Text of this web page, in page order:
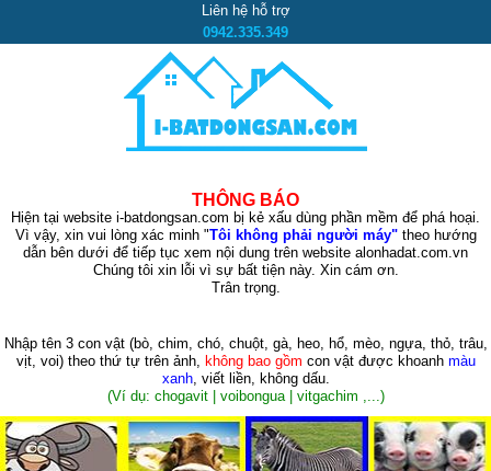
Liên hệ hỗ trợ
0942.335.349
THÔNG BÁO
Hiện tại website i-batdongsan.com bị kẻ xấu dùng phần mềm để phá hoại.
Vì vậy, xin vui lòng xác minh "Tôi không phải người máy"theo hướng
dẫn bên dưới để tiếp tục xem nội dung trên website alonhadat.com.vn
Chúng tôi xin lỗi vì sự bất tiện này. Xin cám ơn.
Trân trọng.
Nhập tên 3 con vật (bò, chim, chó, chuột, gà, heo, hổ, mèo, ngựa, thỏ, trâu,
vịt, voi)theo thứ tự trên ảnh, không bao gồm con vật được khoanh màu
xanh, viết liền, không dấu.
(Ví dụ: chogavit | voibongua | vitgachim ,...)